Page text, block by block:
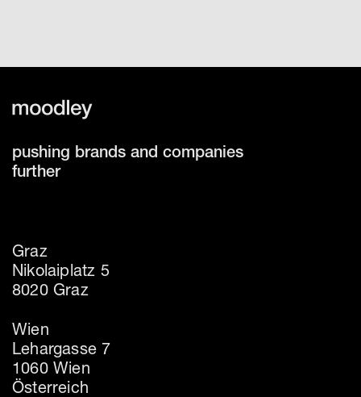
pushing brands and companies
further
Graz
Nikolaiplatz 5
8020 Graz
Wien
Lehargasse 7
1060 Wien
Österreich